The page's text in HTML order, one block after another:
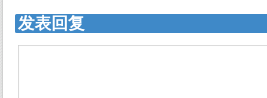
发表回复